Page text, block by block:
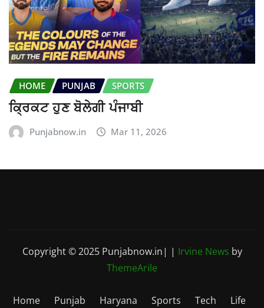
HOME PUNJAB SPORTS
ਕ੍ਰਿਕਟ ਹੁਣ ਬੋਲੇਗੀ ਪੰਜਾਬੀ
Punjabnow.in Mar 11, 2026
Copyright © 2025 Punjabnow.in| | Irvine News by
ThemeArile
Home Punjab Haryana Sports Tech Life